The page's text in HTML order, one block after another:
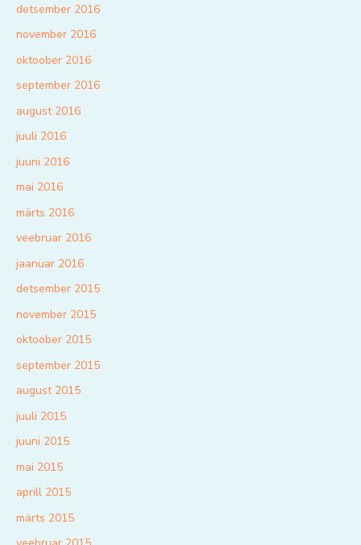
detsember 2016
november 2016
oktoober 2016
september 2016
august 2016
juuli 2016
juuni 2016
mai 2016
märts 2016
veebruar 2016
jaanuar 2016
detsember 2015
november 2015
oktoober 2015
september 2015
august 2015
juuli 2015
juuni 2015
mai 2015
aprill 2015
märts 2015